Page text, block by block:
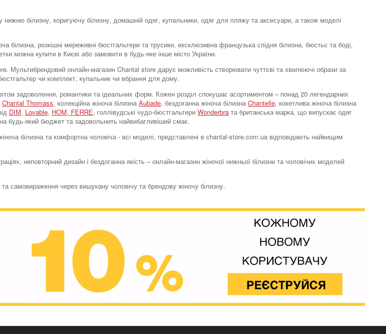
Бюстгальтер топ
Бюстгальтер топ
Soft stretch
білизну, коригуючу білизну, домашній одяг, купальники, одяг для пляжу та аксесуари, а також моделі
білизна, розкішні мереживні бюстгальтери та трусики, ексклюзивна французька спідня білизна, бюстьє та боді,
можна купити в Києві або замовити в будь-яке інше місто України.
Мультибрендовий онлайн-магазин Chantal store дарує можливість створювати чуттєві та хвилюючі образи за
чи комплект, купальник чи вбрання для дому.
задоволення, романтики та ідеальних форм. Кожен розділ спокушає асортиментом – понад 20 легендарних
Chantal Thomass, колекційна жіноча білизнаAubade, бездоганна жіноча білизнаChantelle, кокетлива жіноча білизна
DIM, Lovable, HOM, FERRE, голлівудські чудо-бюстгальтери Wonderbra та британська марка, що випускає одяг
будь-який бюджет та задовольнить найвибагливіший смак.
білизна та комфортна чоловіча - всі моделі, представлені в chantal-store.com.ua відповідають найвищим
неповторний дизайн і бездоганна якість – онлайн-магазин жіночої нижньої білизни та чоловічих моделей
самовираження через вишукану чоловічу та брендову жіночу білизну.